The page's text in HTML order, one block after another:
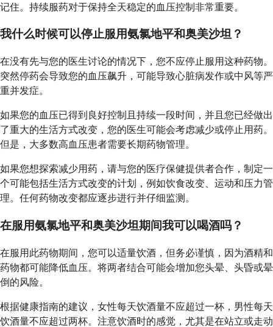
记住。持续服药对于保持全天稳定的血压控制非常重要。
我什么时候可以停止服用氨氯地平和奥美沙坦？
在没有先与您的医生讨论的情况下，您不应停止服用这种药物。
突然停药会导致您的血压飙升，可能导致心脏病发作或中风等严
重并发症。
如果您的血压已得到良好控制且持续一段时间，并且您已经做出
了重大的生活方式改变，您的医生可能会考虑减少或停止用药。
但是，大多数高血压患者需要长期药物管理。
如果您想探索减少用药，请与您的医疗保健提供者合作，制定一
个可能包括生活方式改变的计划，例如饮食改变、运动和压力管
理。任何药物改变都应逐步进行并仔细监测。
在服用氨氯地平和奥美沙坦期间我可以喝酒吗？
在服用此药物期间，您可以适量饮酒，但务必谨慎，因为酒精和
药物都可能降低血压。将两者结合可能会增加您头晕、头昏或晕
倒的风险。
根据健康指南的建议，女性每天饮酒量不应超过一杯，男性每天
饮酒量不应超过两杯。注意饮酒时的感觉，尤其是在站立或走动